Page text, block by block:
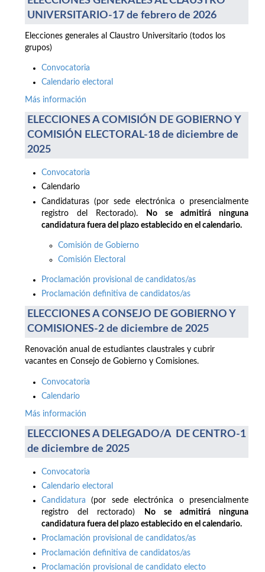
UNIVERSITARIO-17 de febrero de 2026
Elecciones generales al Claustro Universitario (todos los
grupos)
Convocatoria
Calendario electoral
Más información
ELECCIONES A COMISIÓN DE GOBIERNO Y
COMISIÓN ELECTORAL-18 de diciembre de
2025
Convocatoria
Calendario
Candidaturas (por sede electrónica o presencialmente
registro del Rectorado).
No se admitirá ninguna
candidatura fuera del plazo establecido en el calendario.
Comisión de Gobierno
Comisión Electoral
Proclamación provisional de candidatos/as
Proclamación definitiva de candidatos/as
ELECCIONES A CONSEJO DE GOBIERNO Y
COMISIONES-2 de diciembre de 2025
Renovación anual de estudiantes claustrales y cubrir
vacantes en Consejo de Gobierno y Comisiones.
Convocatoria
Calendario
Más información
ELECCIONES A DELEGADO/A DE CENTRO-1
de diciembre de 2025
Convocatoria
Calendario electoral
Candidatura (por sede electrónica o presencialmente
registro del rectorado)
No se admitirá ninguna
candidatura fuera del plazo establecido en el calendario.
Proclamación provisional de candidatos/as
Proclamación definitiva de candidatos/as
Proclamación provisional de candidato electo